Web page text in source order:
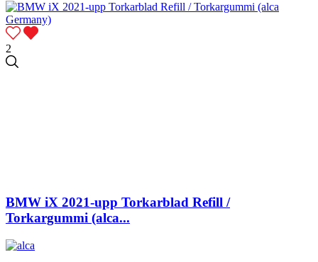
2
BMW iX 2021-upp Torkarblad Refill /
Torkargummi (alca...